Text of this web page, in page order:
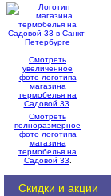
Смотреть
увеличенное
фото логотипа
магазина
термобелья на
Садовой 33
Смотреть
полноразмерное
фото логотипа
магазина
термобелья на
Садовой 33
Скидки и акции